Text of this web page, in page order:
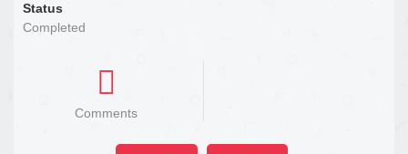
Status
Completed
Comments